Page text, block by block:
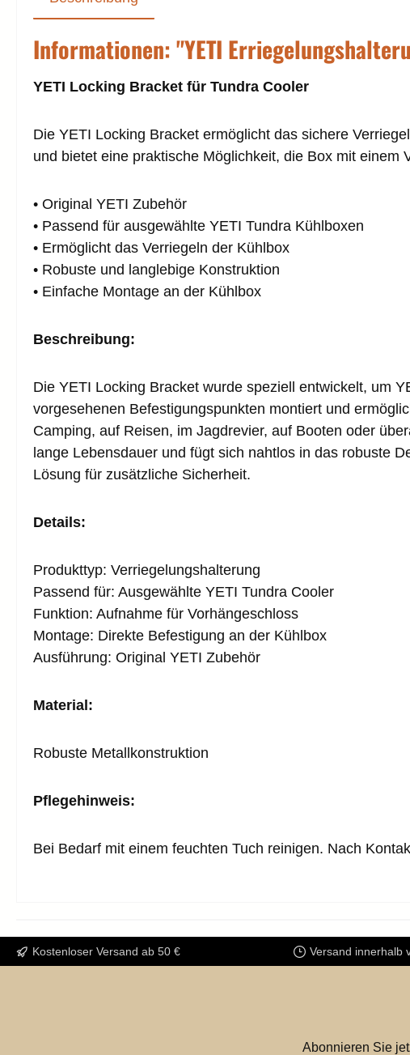
Informationen: "YETI
YETI Locking Bracket für Tundra Cooler
Die YETI Locking Bracket ermöglicht das sichere
und bietet eine praktische Möglichkeit, die Box mit
• Original YETI Zubehör
• Passend für ausgewählte YETI Tundra Kühlboxen
• Ermöglicht das Verriegeln der Kühlbox
• Robuste und langlebige Konstruktion
• Einfache Montage an der Kühlbox
Beschreibung:
Die YETI Locking Bracket wurde speziell entwickelt, um
vorgesehenen Befestigungspunkten montiert und
Camping, auf Reisen, im Jagdrevier, auf Booten oder
lange Lebensdauer und fügt sich nahtlos in das robuste
Lösung für zusätzliche Sicherheit.
Details:
Produkttyp: Verriegelungshalterung
Passend für: Ausgewählte YETI Tundra Cooler
Funktion: Aufnahme für Vorhängeschloss
Montage: Direkte Befestigung an der Kühlbox
Ausführung: Original YETI Zubehör
Material:
Robuste Metallkonstruktion
Pflegehinweis:
Bei Bedarf mit einem feuchten Tuch reinigen. Nach
Kostenloser Versand ab 50 € Versand innerhalb
Abonnieren Sie